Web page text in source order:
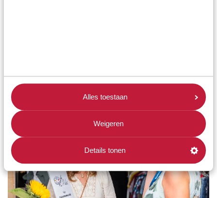
Alles toestaan
Weigeren
Details tonen